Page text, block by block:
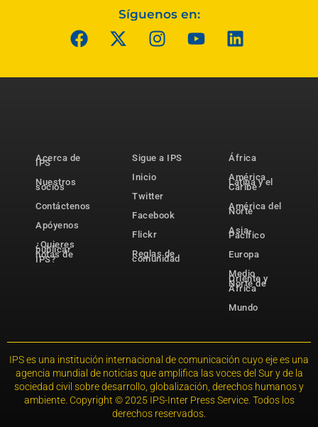
Síguenos en:
Acerca de
IPS
Nuestros
socios
Contáctenos
Apóyenos
¿Quieres
publicar
notas de
IPS?
Sigue a IPS
Inicio
Twitter
Facebook
Flickr
Reglas de
comunidad
África
América
Latina y el
Caribe
América del
Norte
Asia-
Pacífico
Europa
Medio
Oriente y
Norte de
África
Mundo
IPS es una institución internacional de comunicación cuyo eje es una
agencia mundial de noticias que amplifica las voces del Sur y de la
sociedad civil sobre desarrollo, globalización, derechos humanos y
ambiente. Copyright © 2025 IPS-Inter Press Service. Todos los
derechos reservados.